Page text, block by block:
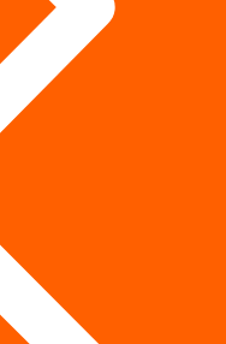
voor een nieuw
kan rekenen op een
Kamer.
onder leiding
onderhandelaars van
haalbaar lijkt. Doel is
beleid voor de